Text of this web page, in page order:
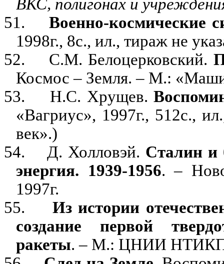
ВКС, полигонах и
51.
Военно-космические
1998г., 8с., ил., тираж не
52.
С.М. Белоцерковский.
Космос – Земля. – М.:
53.
Н.С. Хрущев.
«Вагриус», 1997г., 512с.,
век».)
54.
Д. Холловэй. Сталин и
энергия. 1939-1956. –
1997г.
55.
Из истории
создание первой
ракеты. – М.: ЦНИИ